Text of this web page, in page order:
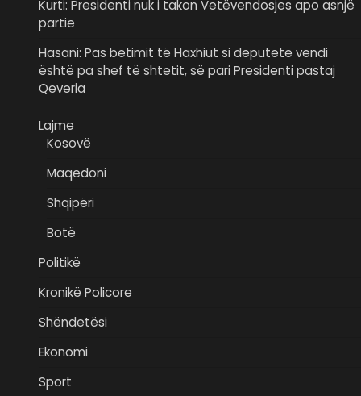
Kurti: Presidenti nuk i takon Vetëvendosjes apo asnjë
partie
Hasani: Pas betimit të Haxhiut si deputete vendi
është pa shef të shtetit, së pari Presidenti pastaj
Qeveria
Lajme
Kosovë
Maqedoni
Shqipëri
Botë
Politikë
Kronikë Policore
Shëndetësi
Ekonomi
Sport